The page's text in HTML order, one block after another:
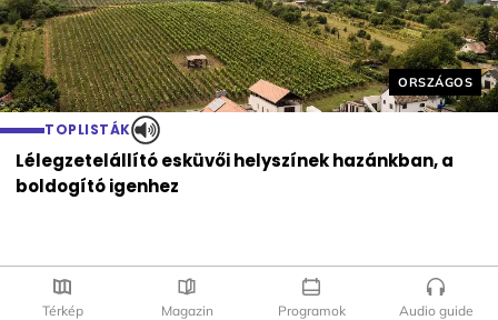
Helyszín
ORSZÁGOS
TOPLISTÁK
Lélegzetelállító esküvői helyszínek hazánkban, a
boldogító igenhez
Térkép Magazin Programok Audio guide